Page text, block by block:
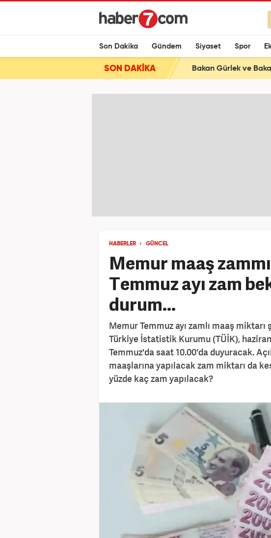
Son Dakika Gündem Siyaset Spor
SON DAKİKA Bakan Gürlek ve
HABERLER GÜNCEL
Memur maaş
Temmuz ayı zam
durum...
Memur Temmuz ayı zamlı maaş
Türkiye İstatistik Kurumu (TÜİK),
Temmuz'da saat 10.00'da duyuracak.
maaşlarına yapılacak zam miktarı da
yüzde kaç zam yapılacak?